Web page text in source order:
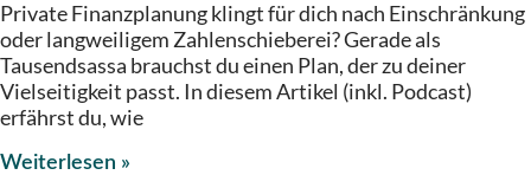
Private Finanzplanung klingt für dich nach Einschränkung
oder langweiligem Zahlenschieberei? Gerade als
Tausendsassa brauchst du einen Plan, der zu deiner
Vielseitigkeit passt. In diesem Artikel (inkl. Podcast)
erfährst du, wie
Weiterlesen »